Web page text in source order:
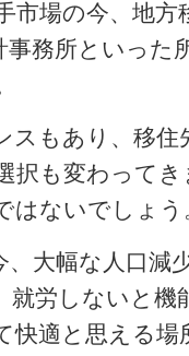
市場の今、地方
事務所といった
スもあり、移
択も変わって
はないでしょう
、大幅な人口減
就労しないと機
快適と思える